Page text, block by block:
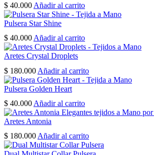
$ 40.000 Añadir al carrito
Pulsera Star Shine
$ 40.000Añadir al carrito
Aretes Crystal Droplets
$ 180.000 Añadir al carrito
Pulsera Golden Heart
$ 40.000 Añadir al carrito
Aretes Antonia
$ 180.000 Añadir al carrito